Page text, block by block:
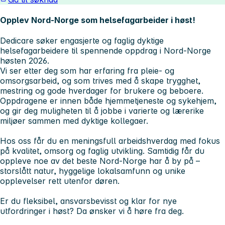
Opplev Nord-Norge som helsefagarbeider i høst!
Dedicare søker engasjerte og faglig dyktige
helsefagarbeidere til spennende oppdrag i Nord-Norge
høsten 2026.
Vi ser etter deg som har erfaring fra pleie- og
omsorgsarbeid, og som trives med å skape trygghet,
mestring og gode hverdager for brukere og beboere.
Oppdragene er innen både hjemmetjeneste og sykehjem,
og gir deg muligheten til å jobbe i varierte og lærerike
miljøer sammen med dyktige kollegaer.
Hos oss får du en meningsfull arbeidshverdag med fokus
på kvalitet, omsorg og faglig utvikling. Samtidig får du
oppleve noe av det beste Nord-Norge har å by på –
storslått natur, hyggelige lokalsamfunn og unike
opplevelser rett utenfor døren.
Er du fleksibel, ansvarsbevisst og klar for nye
utfordringer i høst? Da ønsker vi å høre fra deg.